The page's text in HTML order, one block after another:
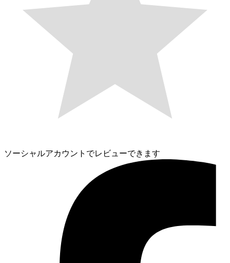
ソーシャルアカウントでレビューできます